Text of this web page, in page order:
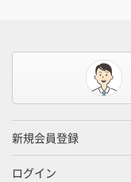
新規会員登録
ログイン